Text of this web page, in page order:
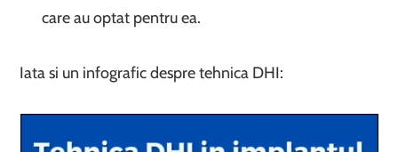
care au optat pentru ea.
Iata si un infografic despre tehnica DHI: